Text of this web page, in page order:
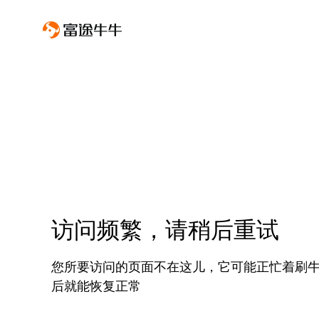
访问频繁，请稍后重试
您所要访问的页面不在这儿，它可能正忙着刷
后就能恢复正常